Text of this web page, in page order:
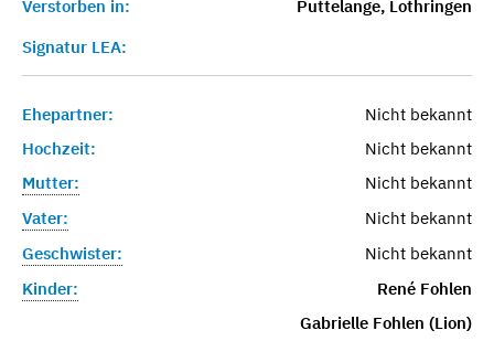
Verstorben in:
Puttelange, Lothringen
Signatur LEA:
Ehepartner:
Nicht bekannt
Hochzeit:
Nicht bekannt
Mutter:
Nicht bekannt
Vater:
Nicht bekannt
Geschwister:
Nicht bekannt
Kinder:
René Fohlen
Gabrielle Fohlen (Lion)